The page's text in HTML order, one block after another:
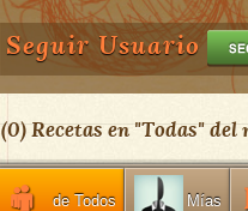
Seguir Usuario
(0) Recetas en "Todas" del
de Todos Mías